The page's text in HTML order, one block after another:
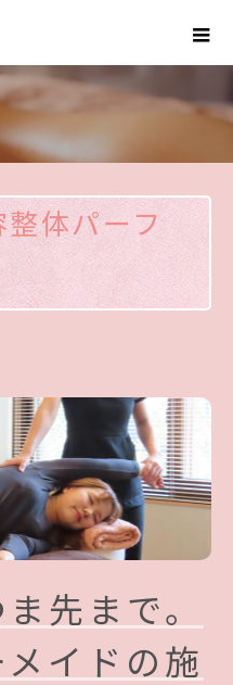
体パーフ
先まで。
イドの施